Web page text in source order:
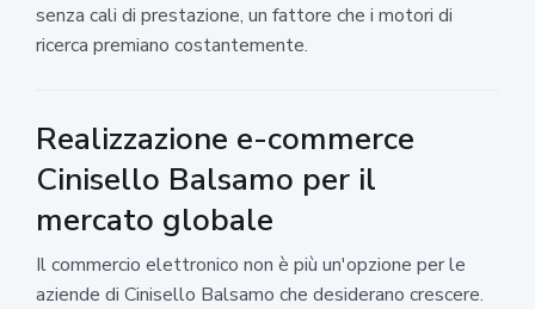
senza cali di prestazione, un fattore che i motori di
ricerca premiano costantemente.
Realizzazione e-commerce
Cinisello Balsamo per il
mercato globale
Il commercio elettronico non è più un'opzione per le
aziende di Cinisello Balsamo che desiderano crescere.